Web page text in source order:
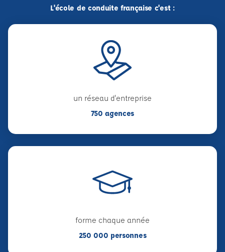
L'école de conduite française c'est :
un réseau d'entreprise
750 agences
forme chaque année
250 000 personnes